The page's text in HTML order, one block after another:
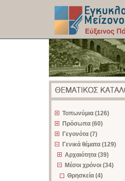
Τοπωνύμια (126)
Πρόσωπα (60)
Γεγονότα (7)
Γενικά θέματα (129)
Αρχαιότητα (39)
Μέσοι χρόνοι (34)
Θρησκεία (4)